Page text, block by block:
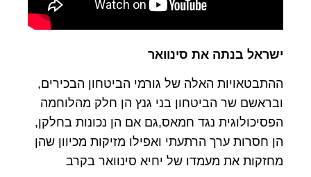
ישראל בנתה את סינוואר
ההתבטאויות האלה של גורמי הביטחון הבכירים,
ובראשם שר הביטחון בני גנץ הן חלק מהלוחמה
הפסיכולוגית נגד חמאס,גם אם הן נכונות בחלקן,
הן חסרות ערך הרתעתי ואפילו מזיקות מכיוון שהן
מחזקות את מעמדו של יחיא סינוואר בקרב